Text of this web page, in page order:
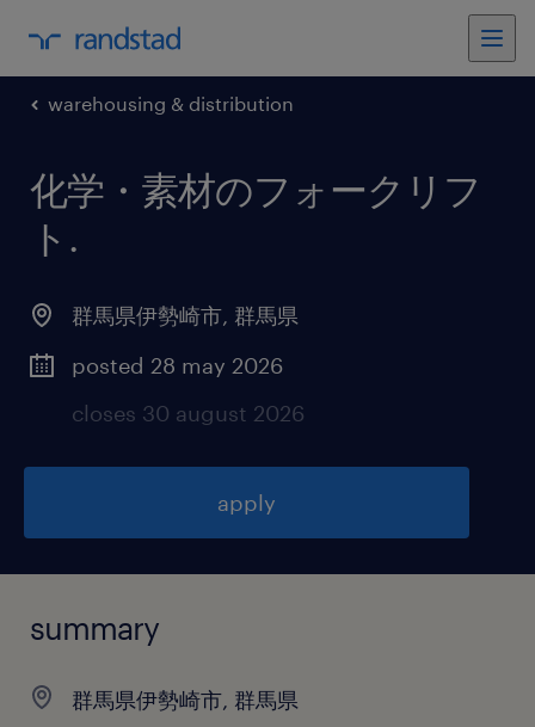
warehousing & distribution
化学・素材のフォークリフ
ト .
群馬県伊勢崎市, 群馬県
posted 28 may 2026
closes 30 august 2026
apply
summary
群馬県伊勢崎市, 群馬県